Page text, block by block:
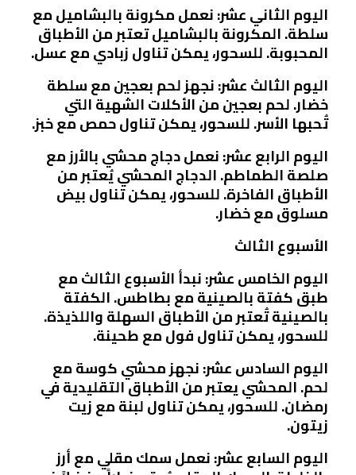
اليوم الثاني عشر: نعمل مكرونة بالبشاميل مع
سلطة. المكرونة بالبشاميل تعتبر من الأطباق
المحبوبة. للسحور، يمكن تناول زبادي مع عسل.
اليوم الثالث عشر: نجهز لحم بعجين مع سلطة
خضار. لحم بعجين من الأكلات الشهية التي
تُحبها الأسر. للسحور، يمكن تناول حمص مع خبز.
اليوم الرابع عشر: نعمل دجاج محشي بالأرز مع
صلصة الطماطم. الدجاج المحشي يُعتبر من
الأطباق الفاخرة. للسحور، يمكن تناول بيض
مسلوق مع خضار.
الأسبوع الثالث
اليوم الخامس عشر: نبدأ الأسبوع الثالث مع
طبق كفتة بالصينية مع بطاطس. الكفتة
بالصينية تُعتبر من الأطباق السهلة واللذيذة.
للسحور، يمكن تناول فول مع طحينة.
اليوم السادس عشر: نجهز محشي كوسة مع
لحم. المحشي يعتبر من الأطباق التقليدية في
رمضان. للسحور، يمكن تناول لبنة مع زيت
زيتون.
اليوم السابع عشر: نعمل سمك مقلي مع أرز